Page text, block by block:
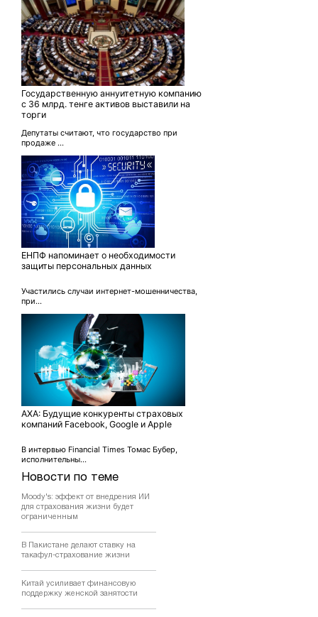
Новости по теме
Moody's: эффект от внедрения ИИ
для страхования жизни будет
ограниченным
В Пакистане делают ставку на
такафул-страхование жизни
Китай усиливает финансовую
поддержку женской занятости
Государственную аннуитетную компанию
с 36 млрд. тенге активов выставили на
торги
Депутаты считают, что государство при
продаже ...
ЕНПФ напоминает о необходимости
защиты персональных данных
Участились случаи интернет-мошенничества,
при...
AХА: Будущие конкуренты страховых
компаний Facebook, Google и Apple
В интервью Financial Times Томас Бубер,
исполнительны...